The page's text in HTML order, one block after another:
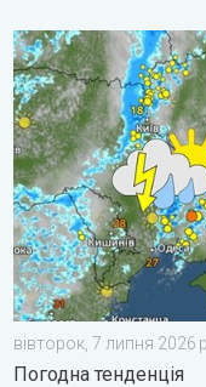
Цього тижня в
вівторок, 7 липня 2026 р.
Погодна тенденція